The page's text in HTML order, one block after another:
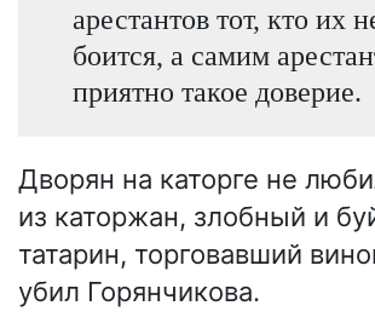
арестантов тот, кто их
боится, а самим
приятно такое доверие.
Дворян на каторге не
из каторжан, злобный и
татарин, торговавший
убил Горянчикова.